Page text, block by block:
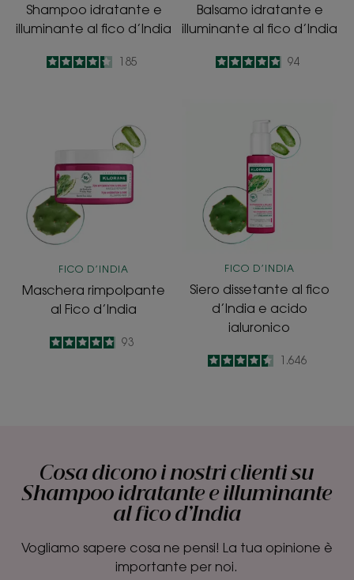
Shampoo idratante e
illuminante al fico d’India
4.3
/5185
Balsamo idratante e
illuminante al fico d’India
4.9
/
5
94
rimpolpante
Fico
d’India
FICO D’INDIA
Maschera rimpolpante
al Fico d’India
4.9
/
5
93
dissetante
fico
d’India
e
acido
FICO D’INDIA
Siero dissetante al fico
d’India e acido
ialuronico
4.5
/51.646
Cosa dicono i nostri clienti su
Shampoo idratante e illuminante
al fico d’India
Vogliamo sapere cosa ne pensi! La tua opinione è
importante per noi.